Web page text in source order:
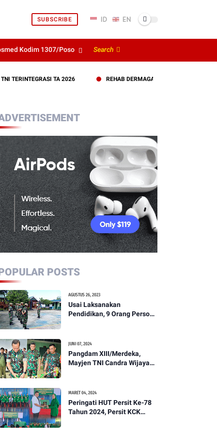
SUBSCRIBE
Kodim 1307/Poso Search
TA 2026 REHAB DERMAGA KAYU SERBUAN
POSTS
AGUSTUS 26, 2023
Usai Laksanakan
Pendidikan, 9 Orang Personil
Ikuti Apel Pagi Dan
Pengecekan
JUNI 07, 2024
Pangdam XIII/Merdeka,
Mayjen TNI Candra Wijaya
MARET 04, 2024
Peringati HUT Persit Ke-78
Tahun 2024, Persit KCK